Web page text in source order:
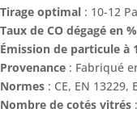
Tirage optimal : 10-12 Pa
Taux de CO dégagé en
Émission de particule à
Provenance : Fabriqué
Normes : CE, EN 13229,
Nombre de cotés vitrés